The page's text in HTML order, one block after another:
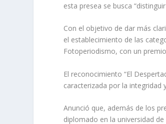
esta presea se busca
Con el objetivo de dar más
el establecimiento de las
Fotoperiodismo, con un
El reconocimiento “El
caracterizada por la integridad
Anunció que, además de los
diplomado en la universidad